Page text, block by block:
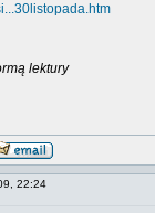
lektury
22:24